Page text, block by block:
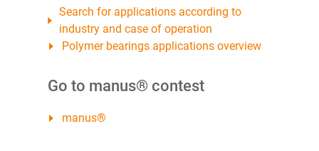
Search for applications according to
industry and case of operation
Polymer bearings applications overview
Go to manus® contest
manus®